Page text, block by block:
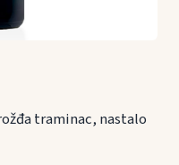
traminac, nastalo